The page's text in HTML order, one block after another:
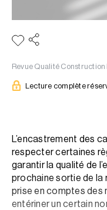
Revue Qualité Construction
Lecture complète
L’encastrement des
respecter certaines
garantir la qualité de
prochaine sortie de la
prise en comptes des
entériner un certain